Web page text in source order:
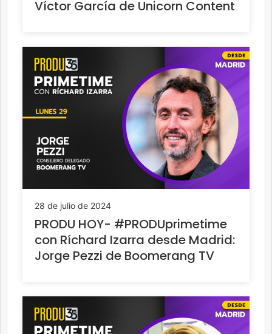
Víctor García de Unicorn Content
28 de julio de 2024
PRODU HOY- #PRODUprimetime
con Ríchard Izarra desde Madrid:
Jorge Pezzi de Boomerang TV